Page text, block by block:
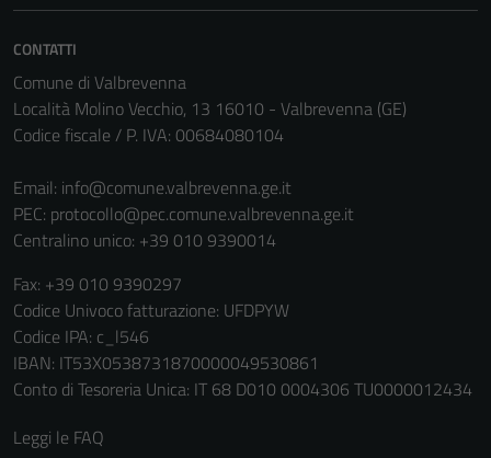
CONTATTI
Comune di Valbrevenna
Località Molino Vecchio, 13 16010 - Valbrevenna (GE)
Codice fiscale / P. IVA: 00684080104
Email: info@comune.valbrevenna.ge.it
PEC: protocollo@pec.comune.valbrevenna.ge.it
Centralino unico: +39 010 9390014
Fax: +39 010 9390297
Codice Univoco fatturazione: UFDPYW
Codice IPA: c_l546
IBAN: IT53X0538731870000049530861
Conto di Tesoreria Unica: IT 68 D010 0004306 TU0000012434
Leggi le FAQ